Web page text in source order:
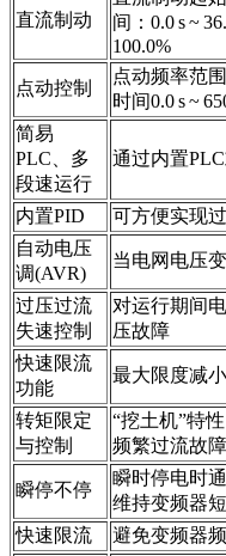
直流制动
间：0.0 s ~
100.0%
点动控制
点动频率范
时间0.0 s ~
简易
PLC、多
段速运行
通过内置
内置PID
可方便实现
自动电压
调(AVR)
当电网电压
过压过流
失速控制
对运行期间
压故障
快速限流
功能
最大限度减
转矩限定
与控制
“挖土机”特
频繁过流故
瞬停不停
瞬时停电时
维持变频器
快速限流
避免变频器